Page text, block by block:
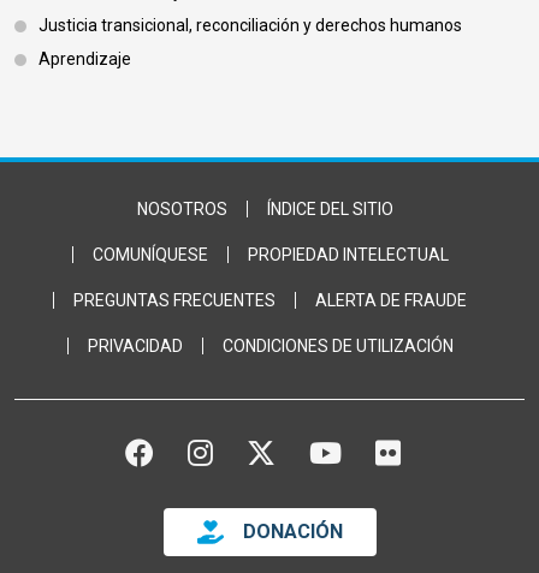
Justicia transicional, reconciliación y derechos humanos
Aprendizaje
Footer Bottom
NOSOTROS ÍNDICE DEL SITIO
COMUNÍQUESE PROPIEDAD INTELECTUAL
PREGUNTAS FRECUENTES ALERTA DE FRAUDE
PRIVACIDAD CONDICIONES DE UTILIZACIÓN
FACEBOOK
INSTAGRAM
TWITTERYOUTUBE
FLICKR
DONACIÓN